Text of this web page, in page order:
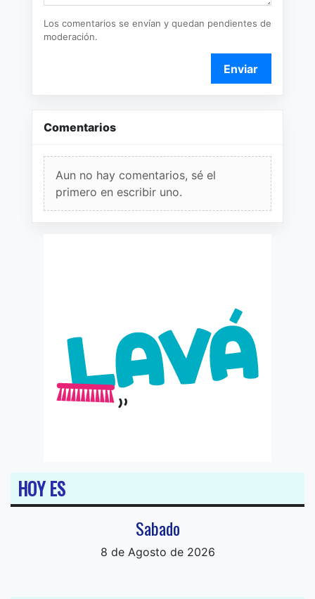
Los comentarios se envían y quedan pendientes de
moderación.
Enviar
Comentarios
Aun no hay comentarios, sé el
primero en escribir uno.
HOY ES
Sabado
8 de Agosto de 2026